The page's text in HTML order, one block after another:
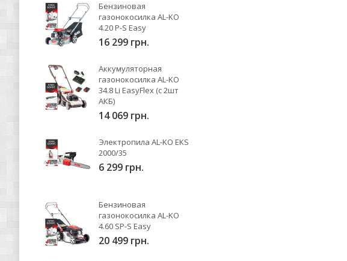
Бензиновая
газонокосилка AL-KO
4.20 P-S Easy
16 299 грн.
Аккумуляторная
газонокосилка AL-KO
34.8 Li EasyFlex (с 2шт
АКБ)
14 069 грн.
Электропила AL-KO EKS
2000/35
6 299 грн.
Бензиновая
газонокосилка AL-KO
4.60 SP-S Easy
20 499 грн.